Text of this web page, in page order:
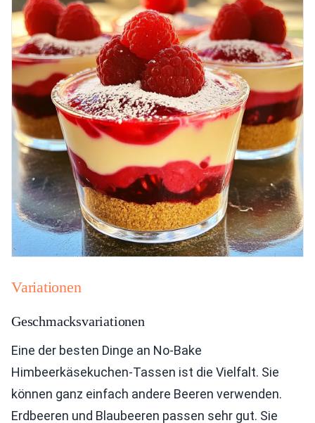
Variationen
Geschmacksvariationen
Eine der besten Dinge an No-Bake
Himbeerkäsekuchen-Tassen ist die Vielfalt. Sie
können ganz einfach andere Beeren verwenden.
Erdbeeren und Blaubeeren passen sehr gut. Sie